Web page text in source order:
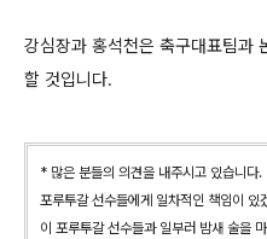
강심장과 홍석천은 축구대표팀과
할 것입니다.
* 많은 분들의 의견을 내주시고 있습니다
포루투갈 선수들에게 일차적인 책임이
이 포루투갈 선수들과 일부러 밤새 술을